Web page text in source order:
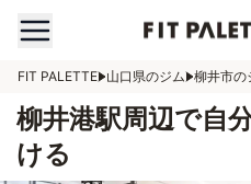
FIT PALETTE 山口県のジム 柳井市の
柳井港駅周辺で自
ける